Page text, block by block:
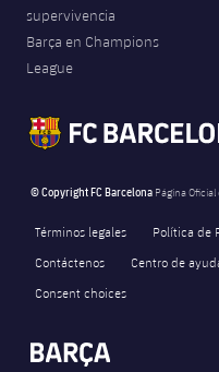
supervivencia
Barça en Champions
League
© Copyright FC Barcelona Página
Términos legales Política de
Contáctenos
Centro de
Consent choices